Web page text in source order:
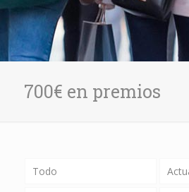
700€ en premios
Todo